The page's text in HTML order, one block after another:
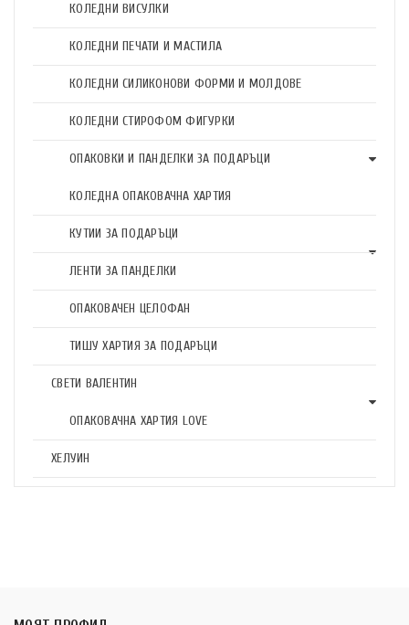
КОЛЕДНИ ВИСУЛКИ
КОЛЕДНИ ПЕЧАТИ И МАСТИЛА
КОЛЕДНИ СИЛИКОНОВИ ФОРМИ И МОЛДОВЕ
КОЛЕДНИ СТИРОФОМ ФИГУРКИ
ОПАКОВКИ И ПАНДЕЛКИ ЗА ПОДАРЪЦИ
КОЛЕДНА ОПАКОВАЧНА ХАРТИЯ
КУТИИ ЗА ПОДАРЪЦИ
ЛЕНТИ ЗА ПАНДЕЛКИ
ОПАКОВАЧЕН ЦЕЛОФАН
ТИШУ ХАРТИЯ ЗА ПОДАРЪЦИ
СВЕТИ ВАЛЕНТИН
ОПАКОВАЧНА ХАРТИЯ LOVE
ХЕЛУИН